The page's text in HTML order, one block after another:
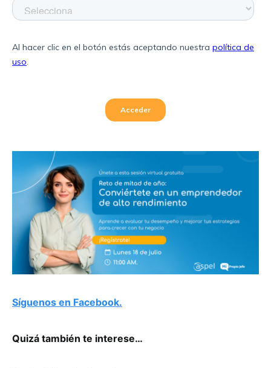
Síguenos en Facebook.
Quizá también te interese…